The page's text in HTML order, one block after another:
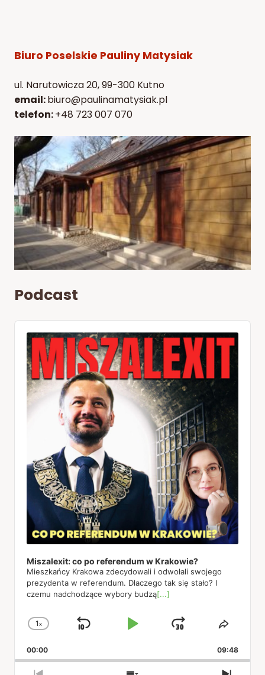
Biuro Poselskie Pauliny Matysiak
ul. Narutowicza 20, 99-300 Kutno
email:biuro@paulinamatysiak.pl
telefon:+48 723 007 070
Podcast
Audio
Player
Miszalexit: co po referendum w Krakowie?
Mieszkańcy Krakowa zdecydowali i odwołali swojego
prezydenta w referendum. Dlaczego tak się stało? I
czemu nadchodzące wybory budzą[...]
Change
Rate
1x
Skip
Play
Jump
Forward
Share
00:00 09:48